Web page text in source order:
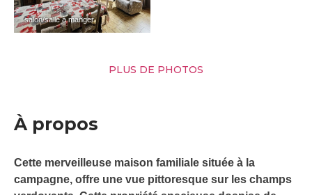
salon/salle à manger
PLUS DE PHOTOS
À propos
Cette merveilleuse maison familiale située à la
campagne, offre une vue pittoresque sur les champs